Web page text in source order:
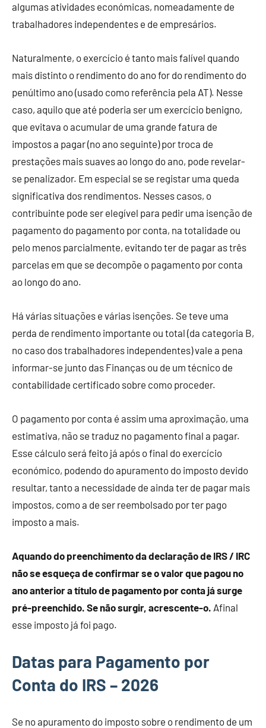
algumas atividades económicas, nomeadamente de
trabalhadores independentes e de empresários.
Naturalmente, o exercício é tanto mais falível quando
mais distinto o rendimento do ano for do rendimento do
penúltimo ano (usado como referência pela AT). Nesse
caso, aquilo que até poderia ser um exercício benigno,
que evitava o acumular de uma grande fatura de
impostos a pagar (no ano seguinte) por troca de
prestações mais suaves ao longo do ano, pode revelar-
se penalizador. Em especial se se registar uma queda
significativa dos rendimentos. Nesses casos, o
contribuinte pode ser elegível para pedir uma isenção de
pagamento do pagamento por conta, na totalidade ou
pelo menos parcialmente, evitando ter de pagar as três
parcelas em que se decompõe o pagamento por conta
ao longo do ano.
Há várias situações e várias isenções. Se teve uma
perda de rendimento importante ou total (da categoria B,
no caso dos trabalhadores independentes) vale a pena
informar-se junto das Finanças ou de um técnico de
contabilidade certificado sobre como proceder.
O pagamento por conta é assim uma aproximação, uma
estimativa, não se traduz no pagamento final a pagar.
Esse cálculo será feito já após o final do exercício
económico, podendo do apuramento do imposto devido
resultar, tanto a necessidade de ainda ter de pagar mais
impostos, como a de ser reembolsado por ter pago
imposto a mais.
Aquando do preenchimento da declaração de IRS / IRC
não se esqueça de confirmar se o valor que pagou no
ano anterior a título de pagamento por conta já surge
pré-preenchido. Se não surgir, acrescente-o. Afinal
esse imposto já foi pago.
Datas para Pagamento por
Conta do IRS – 2026
Se no apuramento do imposto sobre o rendimento de um